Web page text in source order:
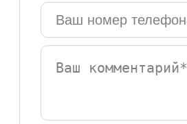
Ваш
номер
телефона*
Ваш
комментарий